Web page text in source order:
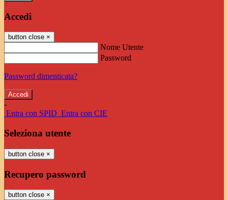
Accedi
button close ×
Nome Utente
Password
Password dimenticata?
-
Entra con SPID Entra con CIE
Seleziona utente
button close ×
Recupero password
button close ×